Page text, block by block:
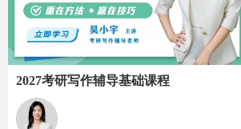
2027考研写作辅导基础课程